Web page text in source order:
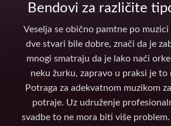
Bendovi za različite
Veselja se obično pamtne po
dve stvari bile dobre, znači da je
mnogi smatraju da je lako naći
neku žurku, zapravo u praksi je to
Potraga za adekvatnom muzikom
potraje. Uz udruženje
svadbe to ne mora biti više